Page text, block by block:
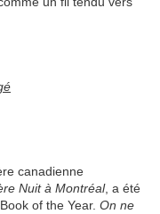
canadienne
Nuit à Montréal, a été
of the Year. On ne